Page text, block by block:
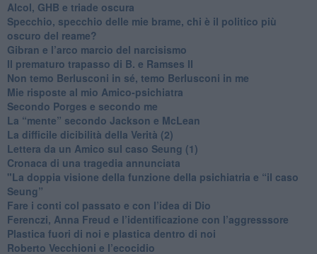
​Alcol, GHB e triade oscura
​Specchio, specchio delle mie brame, chi è il politico più
oscuro del reame?
​Gibran e l’arco marcio del narcisismo
​Il prematuro trapasso di B. e Ramses II
​Non temo Berlusconi in sé, temo Berlusconi in me
​Mie risposte al mio Amico-psichiatra
​Secondo Porges e secondo me
​La “mente” secondo Jackson e McLean
La difficile dicibilità della Verità (2)
​Lettera da un Amico sul caso Seung (1)
​Cronaca di una tragedia annunciata
"​La doppia visione della funzione della psichiatria e “il caso
Seung”
​Fare i conti col passato e con l’idea di Dio
​Ferenczi, Anna Freud e l’identificazione con l’aggresssore
Plastica fuori di noi e plastica dentro di noi
​Roberto Vecchioni e l’ecocidio